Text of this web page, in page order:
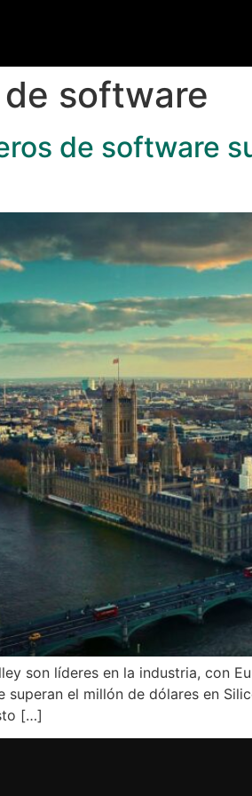
software
de software
son líderes en la industria, con
el millón de dólares en
[…]